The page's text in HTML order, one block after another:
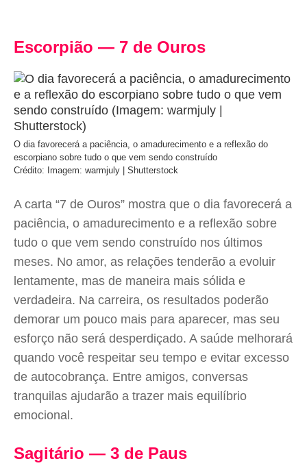
Escorpião — 7 de Ouros
O dia favorecerá a paciência, o amadurecimento e a reflexão do
escorpiano sobre tudo o que vem sendo construído
Crédito: Imagem: warmjuly | Shutterstock
A carta “7 de Ouros” mostra que o dia favorecerá a
paciência, o amadurecimento e a reflexão sobre
tudo o que vem sendo construído nos últimos
meses. No amor, as relações tenderão a evoluir
lentamente, mas de maneira mais sólida e
verdadeira. Na carreira, os resultados poderão
demorar um pouco mais para aparecer, mas seu
esforço não será desperdiçado. A saúde melhorará
quando você respeitar seu tempo e evitar excesso
de autocobrança. Entre amigos, conversas
tranquilas ajudarão a trazer mais equilíbrio
emocional.
Sagitário — 3 de Paus